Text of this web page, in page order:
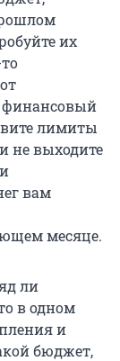
их
финансовый
лимиты
не выходите
вам
месяце.
ли
в одном
и
бюджет,